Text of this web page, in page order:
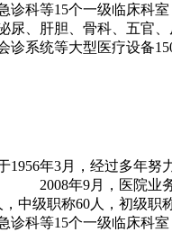
诊科等15个一级临床科
尿、肝胆、骨科、五官
诊系统等大型医疗设备
1956年3月，经过多年
院业务新区完成整体
，中级职称60人，初级
诊科等15个一级临床科